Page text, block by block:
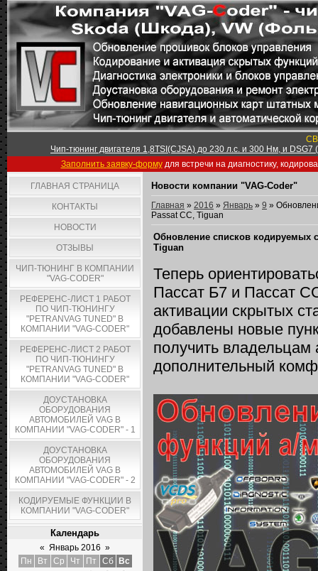
Чип-тюнинг двигателя 1,8TSI(CJSA) до 230 л.с. и 300 Нм, и
Заполнить заявку-формудля встречи на диагностику,
ГЛАВНАЯ СТРАНИЦА
КОНТАКТЫ
НОВОСТИ
ОТЗЫВЫ
ЧИП-ТЮНИНГ В КОМПАНИИ
"VAG-CODER"
РЕФЕРЕНС-ЛИСТ 1 РАБОТ
ПО ЧИП-ТЮНИНГУ
"PETRANVAG TUNED" В
КОМПАНИИ "VAG-CODER"
РЕФЕРЕНС-ЛИСТ 2 РАБОТ
ПО ЧИП-ТЮНИНГУ
"PETRANVAG TUNED" В
КОМПАНИИ "VAG-CODER"
ДОУСТАНОВКА
ОБОРУДОВАНИЯ
АВТОМОБИЛЕЙ VAG В
КОМПАНИИ "VAG-CODER" - 1
ДОУСТАНОВКА
ОБОРУДОВАНИЯ
АВТОМОБИЛЕЙ VAG В
КОМПАНИИ "VAG-CODER" - 2
КОДИРУЕМЫЕ ФУНКЦИИ В
КОМПАНИИ "VAG-CODER"
Календарь
« Январь 2016 »
Пн
Вт Ср Чт Пт Сб
Вс
Новости компании "VAG-Coder"
Главная » 2016 » Январь » 9 »
Passat CC, Tiguan
Обновление списков кодируемых
Tiguan
Теперь
Пассат Б7 и Пассат
активации скрытых
добавлены новые
получить
дополнительный